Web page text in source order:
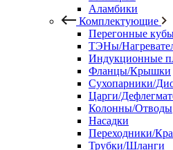
Аламбики
Комплектующие
Перегонные
ТЭНы/
Индукционные
Фланцы/Крышки
Сухопарники/
Царги/
Колонны/Отводы
Насадки
Переходники/
Трубки/Шланги